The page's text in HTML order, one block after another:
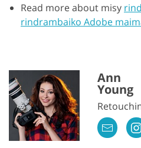
Read more about misy
rindrambaiko Adobe
Ann
Young